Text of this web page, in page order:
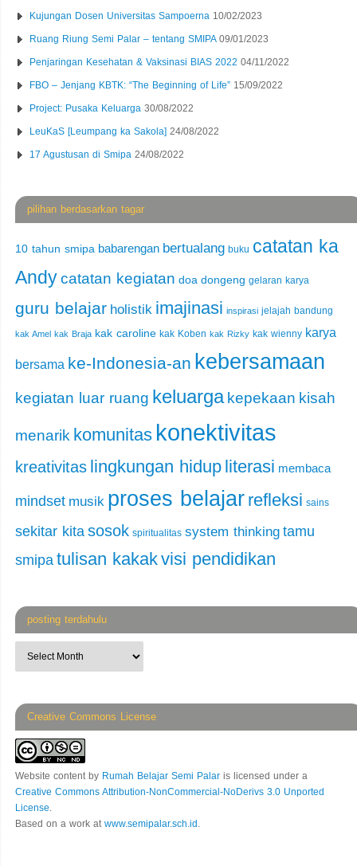
Kujungan Dosen Universitas Sampoerna 10/02/2023
Ruang Riung Semi Palar – tentang SMIPA 09/01/2023
Penjaringan Kesehatan & Vaksinasi BIAS 2022 04/11/2022
FBO – Jenjang KBTK: “The Beginning of Life” 15/09/2022
Project: Pusaka Keluarga 30/08/2022
LeuKaS [Leumpang ka Sakola] 24/08/2022
17 Agustusan di Smipa 24/08/2022
pilihan berdasarkan tagar
10 tahun smipa babarengan bertualang buku catatan ka
Andycatatan kegiatan doa dongeng gelaran karya
guru belajar holistik imajinasi inspirasi jelajah bandung
kak Amel kak Braja kak caroline kak Koben kak Rizky kak wienny karya
bersama ke-Indonesia-an kebersamaan
kegiatan luar ruang keluarga kepekaan kisah
menarik komunitas konektivitas
kreativitas lingkungan hidup literasi membaca
mindset musik proses belajar refleksi sains
sekitar kitasosok spiritualitas system thinking tamu
smipa tulisan kakakvisi pendidikan
posting terdahulu
Creative Commons License
Website contentby Rumah Belajar Semi Palar is licensed under a
Creative Commons Attribution-NonCommercial-NoDerivs 3.0 Unported
License.
Based on a work at www.semipalar.sch.id .